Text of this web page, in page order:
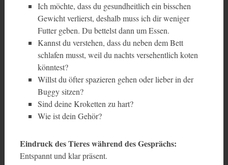
Ich möchte, dass du gesundheitlich ein bisschen
Gewicht verlierst, deshalb muss ich dir weniger
Futter geben. Du bettelst dann um Essen.
Kannst du verstehen, dass du neben dem Bett
schlafen musst, weil du nachts versehentlich koten
könntest?
Willst du öfter spazieren gehen oder lieber in der
Buggy sitzen?
Sind deine Kroketten zu hart?
Wie ist dein Gehör?
Eindruck des Tieres während des Gesprächs:
Entspannt und klar präsent.